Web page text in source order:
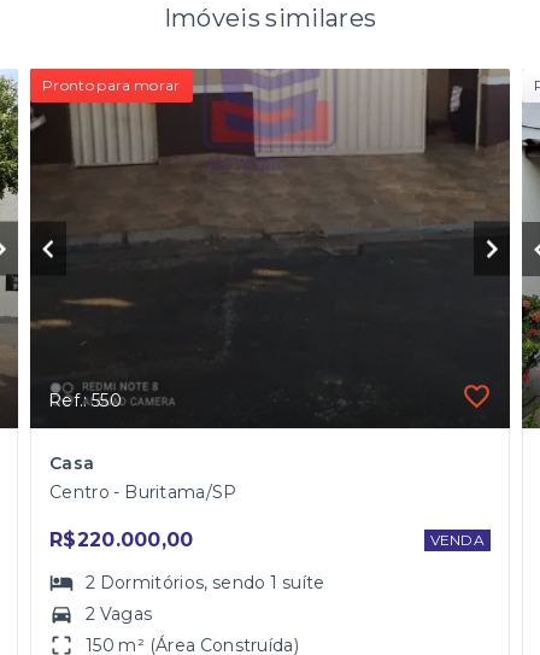
Imóveis similares
Pronto para morar
Ref.: 550
Casa
Centro - Buritama/SP
R$220.000,00 VENDA
2 Dormitórios, sendo1 suíte
2 Vagas
150 m² (Área Construída)